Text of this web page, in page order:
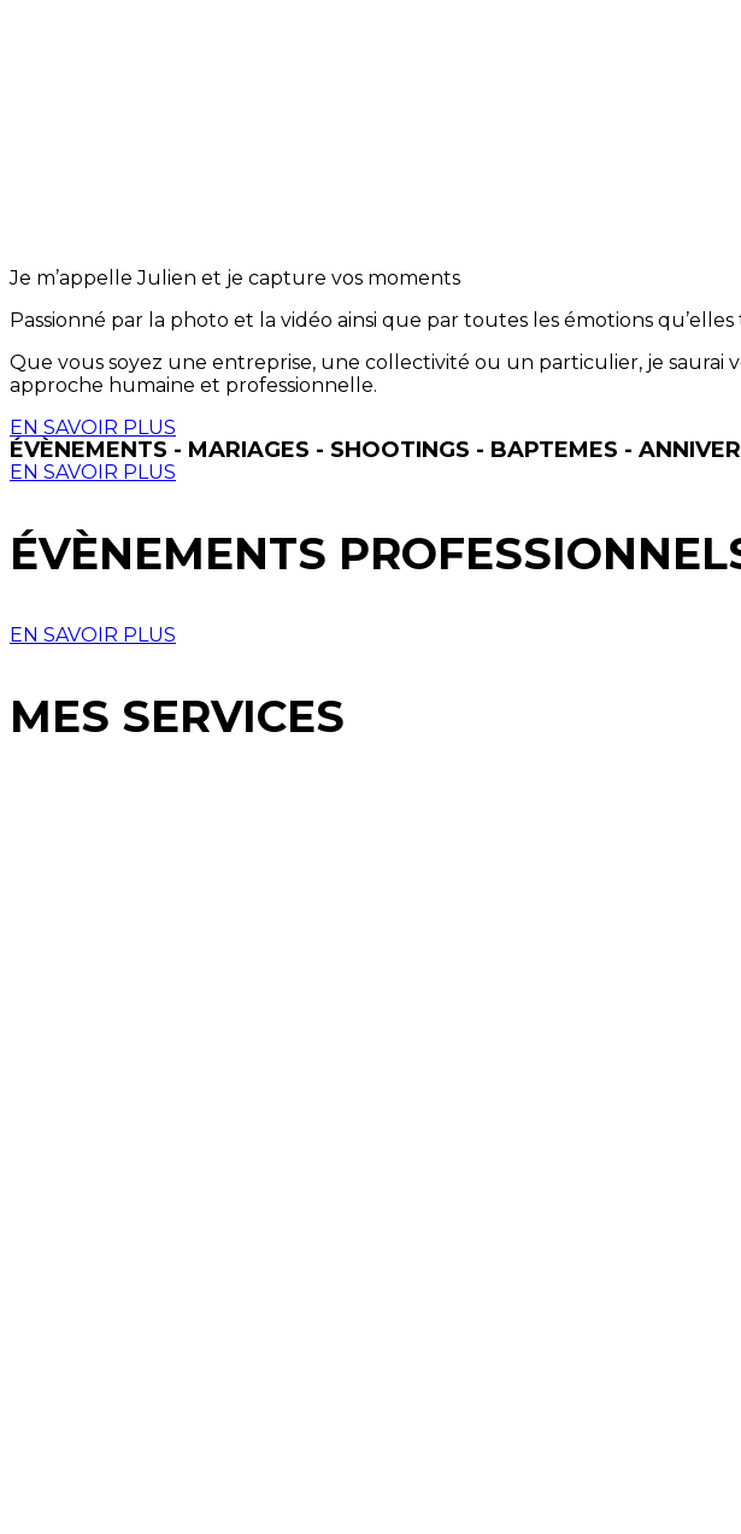
Je m’appelle Julien et je capture vos moments
Passionné par la photo et la vidéo ainsi que par toutes les émotions
Que vous soyez une entreprise, une collectivité ou un particulier, je
approche humaine et professionnelle.
EN SAVOIR PLUS
ÉVÈNEMENTS - MARIAGES - SHOOTINGS - BAPTEMES -
EN SAVOIR PLUS
ÉVÈNEMENTS
EN SAVOIR PLUS
MES SERVICES